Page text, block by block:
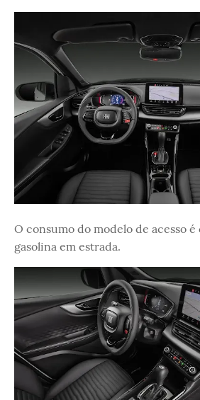
O consumo do modelo de acesso
gasolina em estrada.